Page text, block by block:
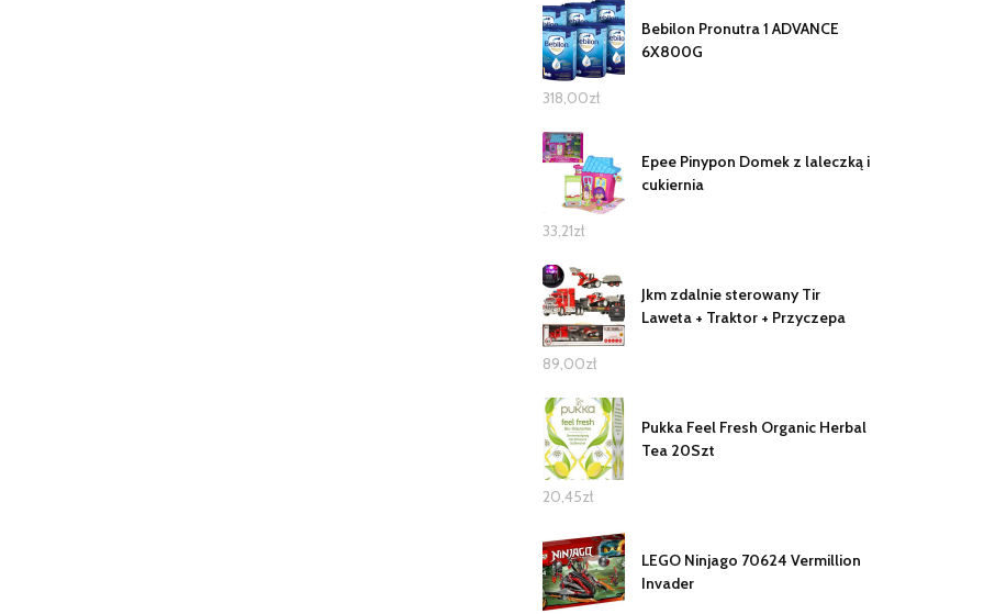
Bebilon Pronutra 1 ADVANCE
6X800G
318,00zł
Epee Pinypon Domek z laleczką i
cukiernia
33,21zł
Jkm zdalnie sterowany Tir
Laweta + Traktor + Przyczepa
89,00zł
Pukka Feel Fresh Organic Herbal
Tea 20Szt
20,45zł
LEGO Ninjago 70624 Vermillion
Invader